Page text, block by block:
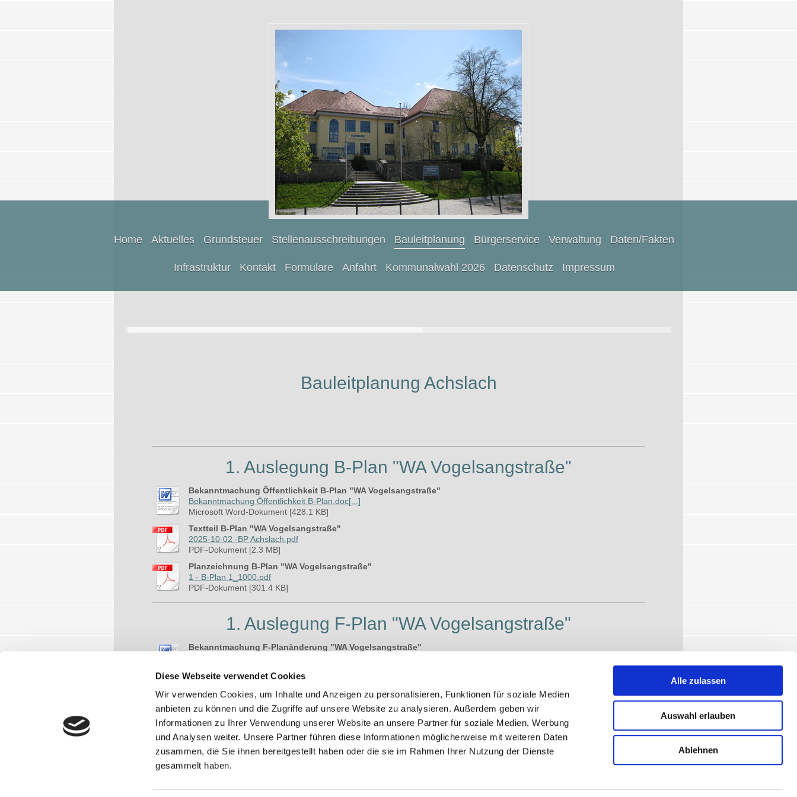
Diese Webseite verwendet Cookies
Wir verwenden Cookies, um Inhalte und Anzeigen zu personalisieren, Funktionen für soziale Medien
anbieten zu können und die Zugriffe auf unsere Website zu analysieren. Außerdem geben wir
Informationen zu Ihrer Verwendung unserer Website an unsere Partner für soziale Medien, Werbung
und Analysen weiter. Unsere Partner führen diese Informationen möglicherweise mit weiteren Daten
zusammen, die Sie ihnen bereitgestellt haben oder die sie im Rahmen Ihrer Nutzung der Dienste
gesammelt haben.
Alle zulassen
Auswahl erlauben
Ablehnen
Home Aktuelles Grundsteuer Stellenausschreibungen Bauleitplanung Bürgerservice Verwaltung Daten/Fakten
Infrastruktur Kontakt Formulare Anfahrt Kommunalwahl 2026 Datenschutz Impressum
Bauleitplanung Achslach
1. Auslegung B-Plan "WA Vogelsangstraße"
Bekanntmachung Öffentlichkeit B-Plan "WA Vogelsangstraße"
Bekanntmachung Öffentlichkeit B-Plan.doc[...]
Microsoft Word-Dokument [428.1 KB]
Textteil B-Plan "WA Vogelsangstraße"
2025-10-02 -BP Achslach.pdf
PDF-Dokument [2.3 MB]
Planzeichnung B-Plan "WA Vogelsangstraße"
1 - B-Plan 1_1000.pdf
PDF-Dokument [301.4 KB]
1. Auslegung F-Plan "WA Vogelsangstraße"
Bekanntmachung F-Planänderung "WA Vogelsangstraße"
ALA-FNP-m-Umweltbericht-2025-10-02.pdf
PDF-Dokument [1.1 MB]